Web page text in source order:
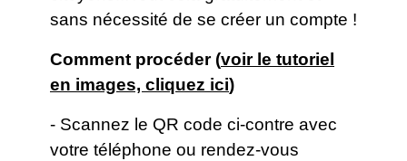
sans nécessité de se créer un compte !
Comment procéder (voir le tutoriel
en images, cliquez ici)
- Scannez le QR code ci-contre avec
votre téléphone ou rendez-vous